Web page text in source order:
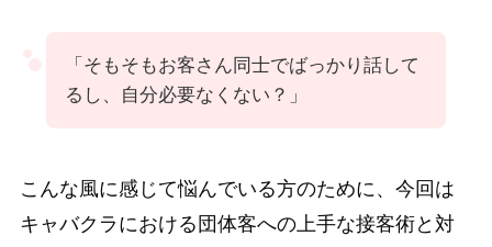
「そもそもお客さん同士でばっかり話して
るし、自分必要なくない？」
こんな風に感じて悩んでいる方のために、今回は
キャバクラにおける団体客への上手な接客術と対